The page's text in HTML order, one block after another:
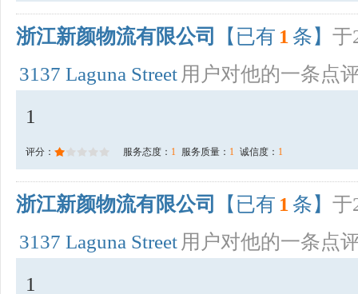
浙江新颜物流有限公司 【已有 1 条】 于
3137 Laguna Street 用户对他的一条点
1
评分： 服务态度： 1 服务质量： 1 诚信度： 1
浙江新颜物流有限公司 【已有 1 条】 于
3137 Laguna Street 用户对他的一条点
1